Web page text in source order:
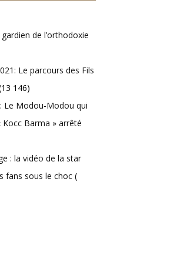
de l’orthodoxie
Le parcours des Fils
146)
: Le Modou-Modou qui
Barma » arrêté
: la vidéo de la star
fans sous le choc (